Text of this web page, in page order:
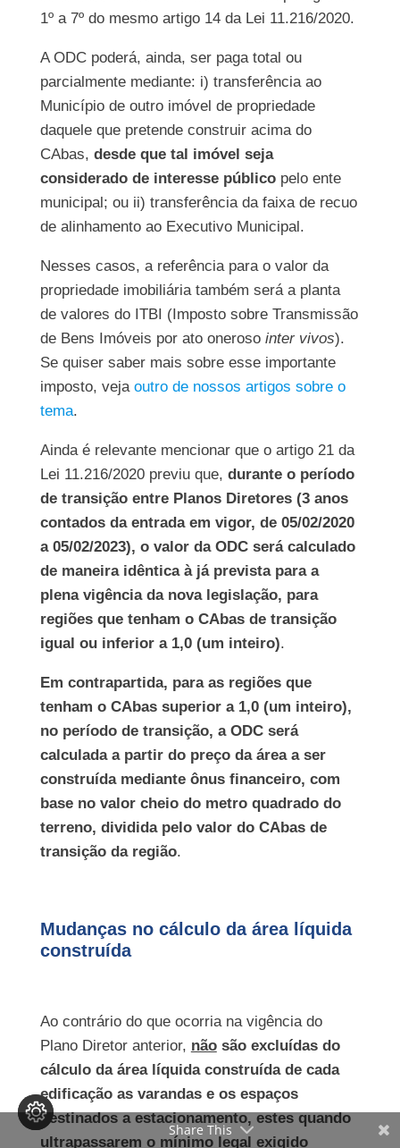
1º a 7º do mesmo artigo 14 da Lei 11.216/2020.
A ODC poderá, ainda, ser paga total ou
parcialmente mediante: i) transferência ao
Município de outro imóvel de propriedade
daquele que pretende construir acima do
CAbas, desde que tal imóvel seja
considerado de interesse públicopelo ente
municipal; ou ii) transferência da faixa de recuo
de alinhamento ao Executivo Municipal.
Nesses casos, a referência para o valor da
propriedade imobiliária também será a planta
de valores do ITBI (Imposto sobre Transmissão
de Bens Imóveis por ato oneroso inter vivos).
Se quiser saber mais sobre esse importante
imposto, veja outro de nossos artigos sobre o
tema.
Ainda é relevante mencionar que o artigo 21 da
Lei 11.216/2020 previu que, durante o período
de transição entre Planos Diretores (3 anos
contados da entrada em vigor, de 05/02/2020
a 05/02/2023), o valor da ODC será calculado
de maneira idêntica à já prevista para a
plena vigência da nova legislação, para
regiões que tenham o CAbas de transição
igual ou inferior a 1,0 (um inteiro).
Em contrapartida, para as regiões que
tenham o CAbas superior a 1,0 (um inteiro),
no período de transição, a ODC será
calculada a partir do preço da área a ser
construída mediante ônus financeiro, com
base no valor cheio do metro quadrado do
terreno, dividida pelo valor do CAbas de
transição da região.
Mudanças no cálculo da área líquida
construída
Ao contrário do que ocorria na vigência do
Plano Diretor anterior, nãosão excluídas do
cálculo da área líquida construída de cada
edificação as varandas e os espaços
destinados a estacionamento, estes quando
ultrapassarem o mínimo legal exigido
Share This